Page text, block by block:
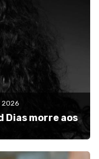
2026
Dias morre aos